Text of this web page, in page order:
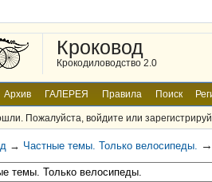
Кроковод
Крокодиловодство 2.0
Архив ГАЛЕРЕЯ Правила Поиск
Пожалуйста, войдите или
→ Частные темы. Только велосипеды. →